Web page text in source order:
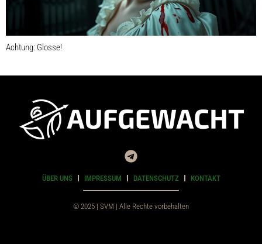
Achtung: Glosse!
ÜBER UNS IMPRESSUM DATENSCHUTZ KONTAKT
© 2025 | SVM | Alle Rechte vorbehalten